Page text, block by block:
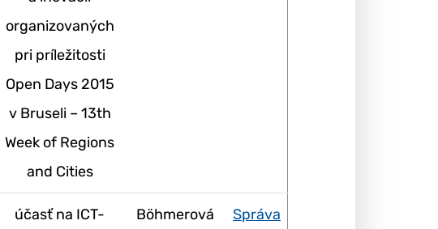
organizovaných
pri príležitosti
Open Days 2015
v Bruseli – 13th
Week of Regions
and Cities
účasť na ICT-
Böhmerová
Správa